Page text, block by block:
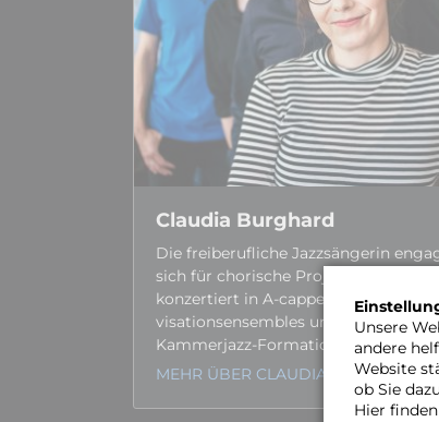
Claudia Burghard
Die frei­berufliche Jazz­sängerin
sich für chorische Projekte. Sie
konzertiert in A-cappella-Gruppen,
visations­ensembles und in kleinen
Kammerjazz-Formationen.
MEHR ÜBER CLAUDIA…
Unsere
andere
Website
ob Sie
Hier